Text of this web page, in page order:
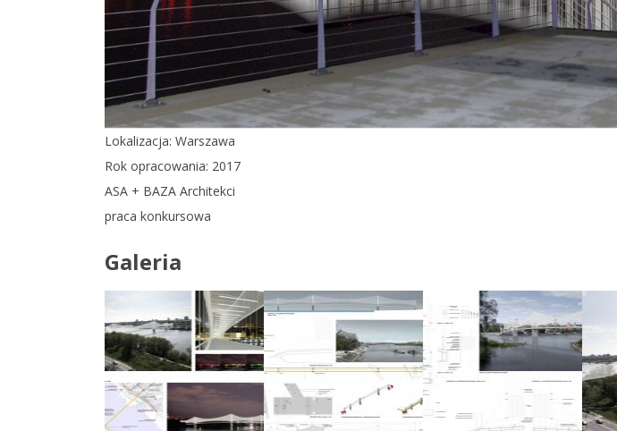
Lokalizacja: Warszawa
Rok opracowania: 2017
ASA + BAZA Architekci
praca konkursowa
Galeria